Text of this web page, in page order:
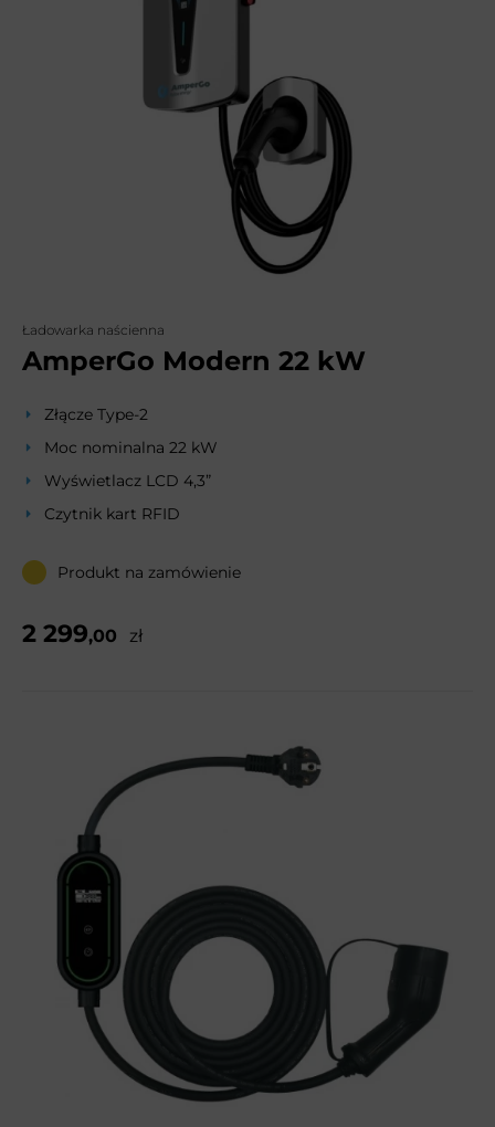
Ładowarka naścienna
AmperGo Modern 22 kW
Złącze Type-2
Moc nominalna 22 kW
Wyświetlacz LCD 4,3”
Czytnik kart RFID
Produkt na zamówienie
2 299,00 zł